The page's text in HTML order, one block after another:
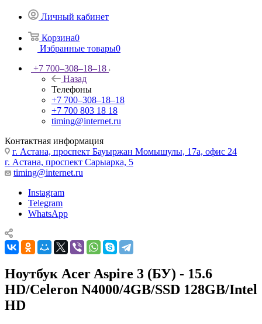
Личный кабинет
Корзина0
Избранные товары0
+7 700‒308‒18‒18
Назад
Телефоны
+7 700‒308‒18‒18
+7 700 803 18 18
timing@internet.ru
Контактная информация
г. Астана, проспект Бауыржан Момышулы, 17а, офис 24
г. Астана, проспект Сарыарка, 5
timing@internet.ru
Instagram
Telegram
WhatsApp
Ноутбук Acer Aspire 3 (БУ) - 15.6
HD/Celeron N4000/4GB/SSD 128GB/Intel
HD